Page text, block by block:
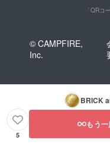
「QRコ
© CAMPFIRE,
Inc.
BRICK
5
もう